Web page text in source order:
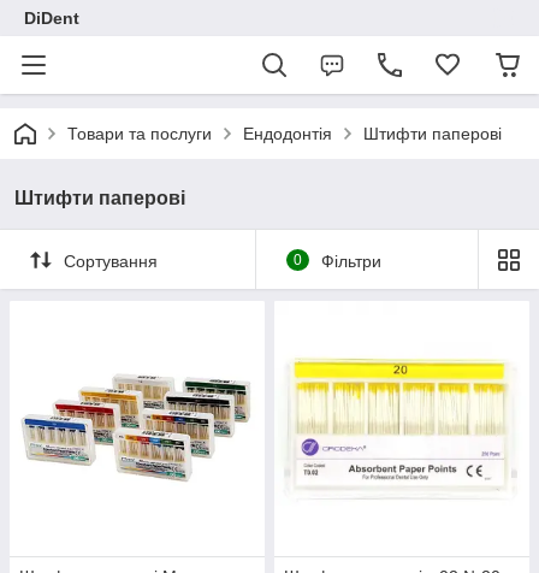
DiDent
Товари та послуги Ендодонтія Штифти паперові
Штифти паперові
Сортування 0 Фільтри